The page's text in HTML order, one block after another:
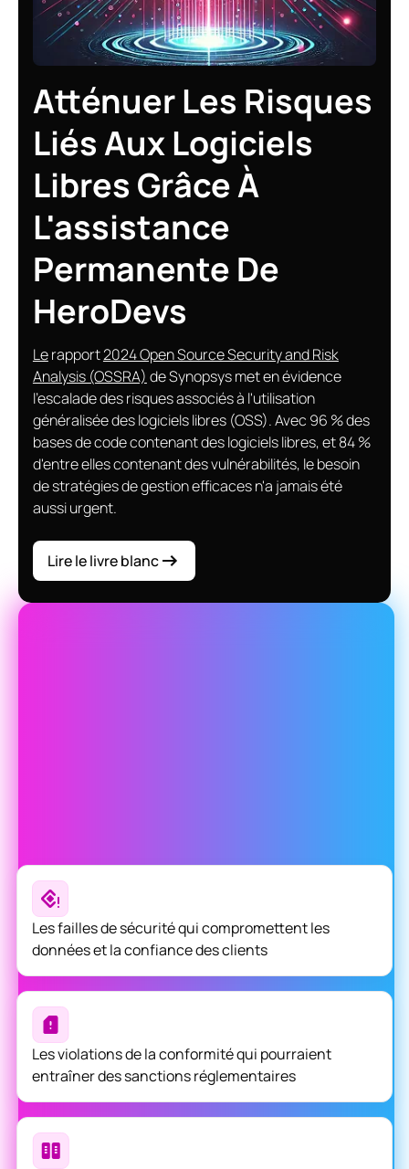
Atténuer Les Risques
Liés Aux Logiciels
Libres Grâce À
L'assistance
Permanente De
HeroDevs
Lerapport2024 Open Source Security and Risk
Analysis (OSSRA) de Synopsys met en évidence
l'escalade des risques associés à l'utilisation
généralisée des logiciels libres (OSS). Avec 96 % des
bases de code contenant des logiciels libres, et 84 %
d'entre elles contenant des vulnérabilités, le besoin
de stratégies de gestion efficaces n'a jamais été
aussi urgent.
Lire le livre blanc
Les failles de sécurité qui compromettent les
données et la confiance des clients
Les violations de la conformité qui pourraient
entraîner des sanctions réglementaires